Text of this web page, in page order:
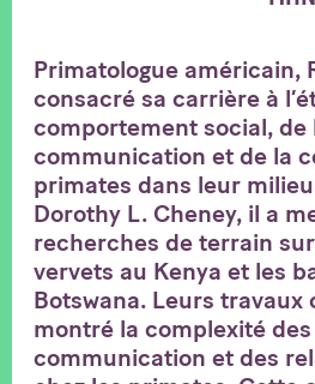
Primatologue américain,
consacré sa carrière à
comportement social, de
communication et de la
primates dans leur
Dorothy L. Cheney, il a
recherches de terrain
vervets au Kenya et les
Botswana. Leurs
montré la complexité
communication et des